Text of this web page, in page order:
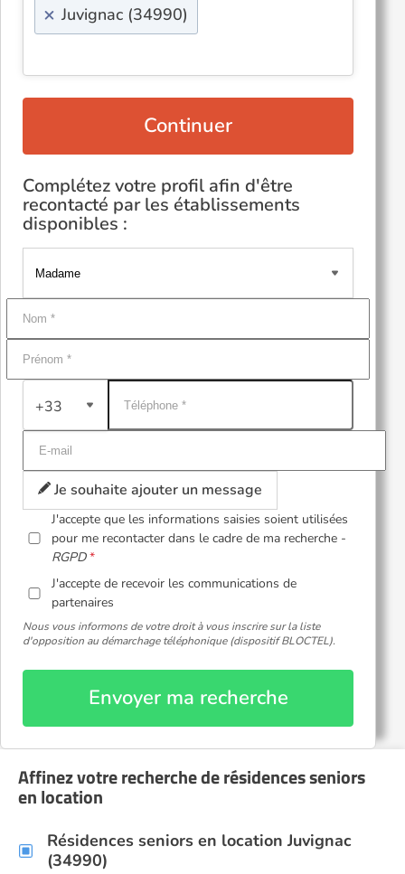
× Juvignac (34990)
Continuer
Complétez votre profil afin d'être
recontacté par les établissements
disponibles :
+33
Je souhaite ajouter un message
J'accepte que les informations saisies soient utilisées
pour me recontacter dans le cadre de ma recherche -
RGPD
J'accepte de recevoir les communications de
partenaires
Nous vous informons de votre droit à vous inscrire sur la liste
d'opposition au démarchage téléphonique (dispositif BLOCTEL).
Envoyer ma recherche
Affinez votre recherche de résidences seniors
en location
Résidences seniors en location Juvignac
(34990)